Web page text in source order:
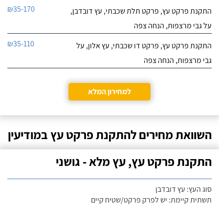
התקנת פרקט עץ, פרקט תלת שכבתי, עץ דובדבן,
על גבי מרצפות, הנחה צפה
₪35-170
התקנת פרקט עץ, פרקט דו שכבתי, עץ אלון, על
גבי מרצפות, הנחה צפה
₪35-110
למחירון המלא
השוואת מחירים להתקנת פרקט עץ במודיעין
התקנת פרקט עץ, עץ מלא - גושני
סוג העץ: עץ דובדבן
תשתית קיימת: יש לפרק פרקט/שטיח קיים